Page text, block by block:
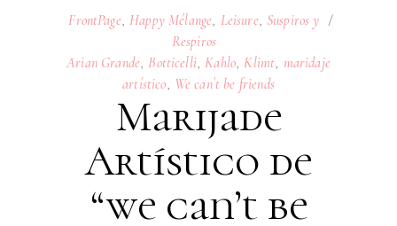
FrontPage Happy Mélange Leisure ,Suspiros y
Respiros
Arian Grande Botticelli, Kahlo Klimt maridaje
artístico We can`t be friends
Marijade
Artístico de
“we can’t be